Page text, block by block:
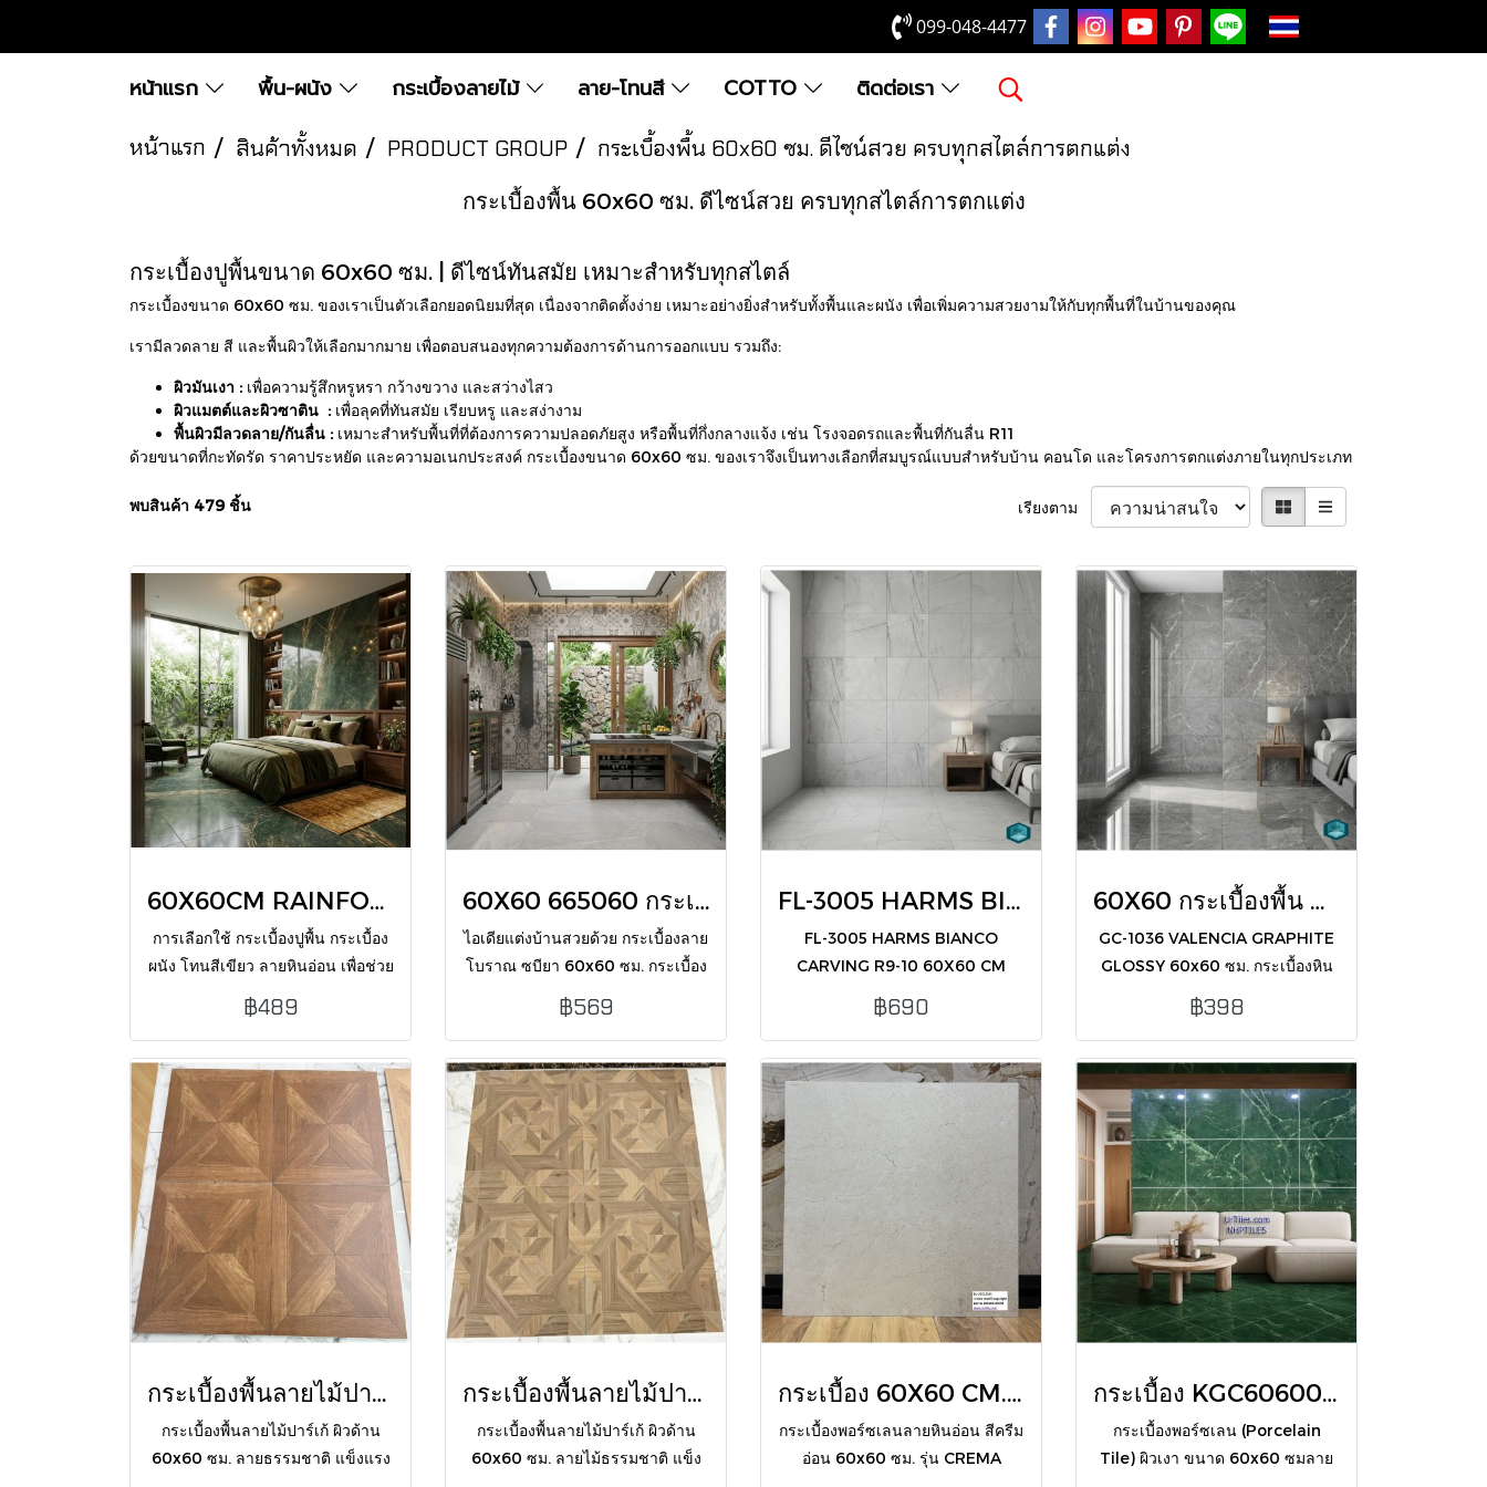
099-048-4477 TH
หน้าแรก พื้น-ผนัง กระเบื้องลายไม้ ลาย-โทนสี COTTO ติดต่อเรา
หน้าแรก สินค้าทั้งหมด PRODUCT GROUP กระเบื้องพื้น 60x60 ซม. ดีไซน์สวย ครบทุกสไตล์การตกแต่ง
กระเบื้องพื้น 60x60 ซม. ดีไซน์สวย ครบทุกสไตล์การตกแต่ง
กระเบื้องปูพื้นขนาด 60x60 ซม. | ดีไซน์ทันสมัย เหมาะสำหรับทุกสไตล์
กระเบื้องขนาด 60x60 ซม. ของเราเป็นตัวเลือกยอดนิยมที่สุด เนื่องจากติดตั้งง่าย เหมาะอย่างยิ่งสำหรับทั้งพื้นและผนัง เพื่อเพิ่มความสวยงามให้กับทุกพื้นที่ในบ้านของคุณ
เรามีลวดลาย สี และพื้นผิวให้เลือกมากมาย เพื่อตอบสนองทุกความต้องการด้านการออกแบบ รวมถึง:
ผิวมันเงา :เพื่อความรู้สึกหรูหรา กว้างขวาง และสว่างไสว
ผิวแมตต์และผิวซาติน :เพื่อลุคที่ทันสมัย เรียบหรู และสง่างาม
พื้นผิวมีลวดลาย/กันลื่น :เหมาะสำหรับพื้นที่ที่ต้องการความปลอดภัยสูง หรือพื้นที่กึ่งกลางแจ้ง เช่น โรงจอดรถและพื้นที่กันลื่น R11
ด้วยขนาดที่กะทัดรัด ราคาประหยัด และความอเนกประสงค์ กระเบื้องขนาด 60x60 ซม. ของเราจึงเป็นทางเลือกที่สมบูรณ์แบบสำหรับบ้าน คอนโด และโครงการตกแต่งภายในทุกประเภท
พบสินค้า 479 ชิ้น เรียงตาม
60X60CM RAINFOREST GREEN POL
การเลือกใช้ กระเบื้องปูพื้น กระเบื้อง
ผนัง โทนสีเขียว ลายหินอ่อน เพื่อช่วย
ดูแลสายตา ลวดลายพริ้วไหวของหิน
อ่อนช่วยตัดความแข็งกระด้างของ
฿489
ุุ60X60 665060 กระเบื้องลายโบราณ ซบียา ผิวด้าน
ไอเดียแต่งบ้านสวยด้วย กระเบื้องลาย
โบราณ ซบียา 60x60 ซม. กระเบื้อง
วินเทจเนื้อแกร่ง ดีไซน์คลาสสิก ปูพื้น
บ้าน ห้องน้ำ ห้องครัว งานโครงการ
฿569
FL-3005 HARMS BIANCO CARVING R9-10 60X60 CM (PK4)
FL-3005 HARMS BIANCO
CARVING R9-10 60X60 CM
(PK4)
฿690
60X60 กระเบื้องพื้น GC-1036 VALENCIA GRAPHITE ผิวเงา
GC-1036 VALENCIA GRAPHITE
GLOSSY 60x60 ซม. กระเบื้องหิน
ธรรมชาติโทนเทาเข้มผิวเงา สวยหรู
ทันสมัย
฿398
กระเบื้องพื้นลายไม้ปาร์เก้ WD-TB6807 MATT 60X60 CM
กระเบื้องพื้นลายไม้ปาร์เก้ ผิวด้าน
60x60 ซม. ลายธรรมชาติ แข็งแรง
กระเบื้องพื้นลายไม้ปาเก้ WD-CLT2566177 MATT 60X60 CM
กระเบื้องพื้นลายไม้ปาร์เก้ ผิวด้าน
60x60 ซม. ลายไม้ธรรมชาติ แข็ง
กระเบื้อง 60X60 CM.BLD-CREMA MARFIL VEGA LIGHT (GC1019) POL
กระเบื้องพอร์ซเลนลายหินอ่อน สีครีม
อ่อน 60x60 ซม. รุ่น CREMA
กระเบื้อง KGC6060058 60x60 ซม.Verde Linea Marble ผิวเงา
กระเบื้องพอร์ซเลน (Porcelain
Tile) ผิวเงา ขนาด 60x60 ซมลาย